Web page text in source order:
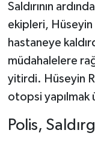
Saldırının
ekipleri, Hüseyin
hastaneye
müdahalelere
yitirdi. Hüseyin
otopsi yapılmak
Polis,